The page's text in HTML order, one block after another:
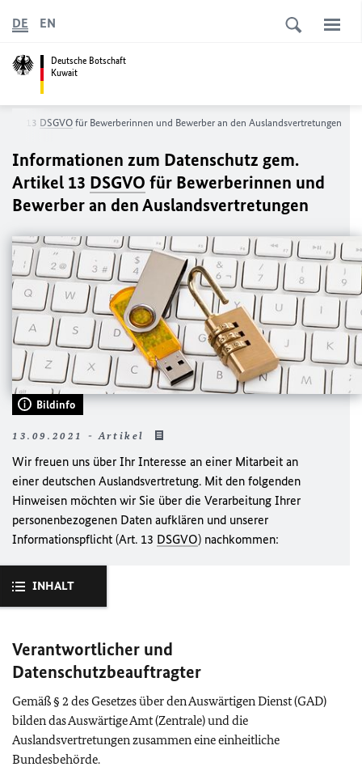
Deutsche Botschaft
Kuwait
DE EN
13 DSGVO für Bewerberinnen und Bewerber an den Auslandsvertretungen
Informationen zum Datenschutz gem.
Artikel 13 DSGVO für Bewerberinnen und
Bewerber an den Auslandsvertretungen
Bildinfo
13.09.2021 - Artikel
Wir freuen uns über Ihr Interesse an einer Mitarbeit an
einer deutschen Auslandsvertretung. Mit den folgenden
Hinweisen möchten wir Sie über die Verarbeitung Ihrer
personenbezogenen Daten aufklären und unserer
Informationspflicht (Art. 13 DSGVO) nachkommen:
INHALT
Verantwortlicher und
Datenschutzbeauftragter
Gemäß § 2 des Gesetzes über den Auswärtigen Dienst (GAD)
bilden das Auswärtige Amt (Zentrale) und die
Auslandsvertretungen zusammen eine einheitliche
Bundesbehörde.